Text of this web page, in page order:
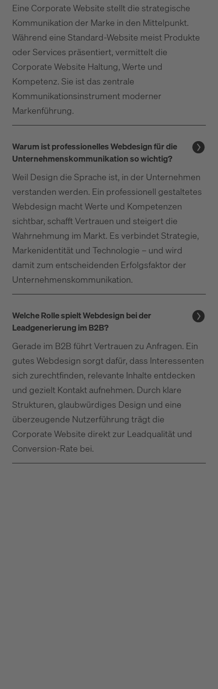
Eine Corporate Website stellt die strategische
Kommunikation der Marke in den Mittelpunkt.
Während eine Standard-Website meist Produkte
oder Services präsentiert, vermittelt die
Corporate Website Haltung, Werte und
Kompetenz. Sie ist das zentrale
Kommunikationsinstrument moderner
Markenführung.
Warum ist professionelles Webdesign für die
Unternehmenskommunikation so wichtig?
Weil Design die Sprache ist, in der Unternehmen
verstanden werden. Ein professionell gestaltetes
Webdesign macht Werte und Kompetenzen
sichtbar, schafft Vertrauen und steigert die
Wahrnehmung im Markt. Es verbindet Strategie,
Markenidentität und Technologie – und wird
damit zum entscheidenden Erfolgsfaktor der
Unternehmenskommunikation.
Welche Rolle spielt Webdesign bei der
Leadgenerierung im B2B?
Gerade im B2B führt Vertrauen zu Anfragen. Ein
gutes Webdesign sorgt dafür, dass Interessenten
sich zurechtfinden, relevante Inhalte entdecken
und gezielt Kontakt aufnehmen. Durch klare
Strukturen, glaubwürdiges Design und eine
überzeugende Nutzerführung trägt die
Corporate Website direkt zur Leadqualität und
Conversion-Rate bei.